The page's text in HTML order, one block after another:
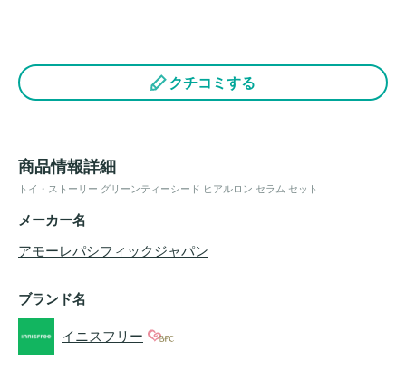
クチコミする
商品情報詳細
トイ・ストーリー グリーンティーシード ヒアルロン セラム セット
メーカー名
アモーレパシフィックジャパン
ブランド名
イニスフリー